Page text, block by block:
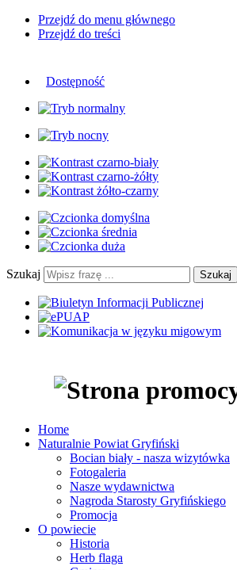
Przejdź do menu głównego
Przejdź do treści
Dostępność
Szukaj Szukaj
Home
Naturalnie Powiat Gryfiński
Bocian biały - nasza wizytówka
Fotogaleria
Nasze wydawnictwa
Nagroda Starosty Gryfińskiego
Promocja
O powiecie
Historia
Herb flaga